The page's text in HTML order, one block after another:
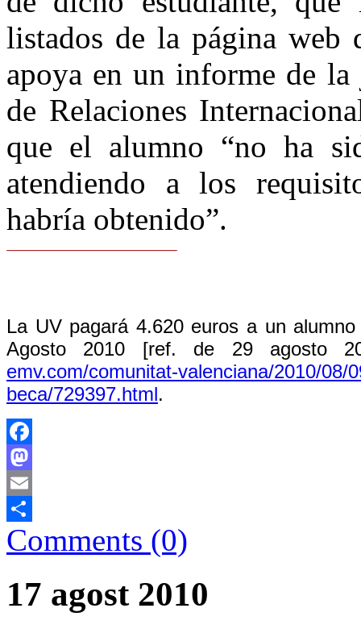
listados de la página web
apoya en un informe de la
de Relaciones
que el alumno “no ha
atendiendo a los
habría obtenido”.
La UV pagará 4.620 euros a un
Agosto 2010 [ref. de 29 agosto
emv.com/comunitat-valenciana/2010/08/
beca/729397.html.
Facebook
Mastodon
Email
Comparteix
Comments (0)
17 agost 2010